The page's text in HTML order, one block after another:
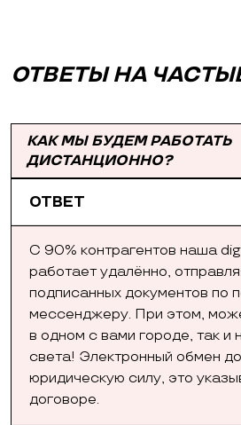
ОТВЕТЫ НА
КАК МЫ БУДЕМ РАБОТАТЬ
ДИСТАНЦИОННО?
ОТВЕТ
С 90% контрагентов наша
работает удалённо,
подписанных документов по
мессенджеру. При этом,
в одном с вами городе, так и
света! Электронный обмен
юридическую силу, это
договоре.